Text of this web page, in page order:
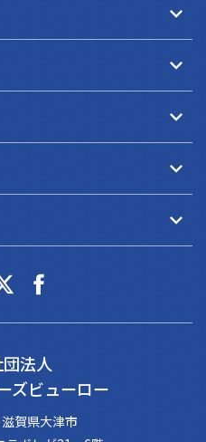
keyboard_arrow_down
keyboard_arrow_down
keyboard_arrow_down
keyboard_arrow_down
keyboard_arrow_down
法人
ズビューロー
賀県大津市